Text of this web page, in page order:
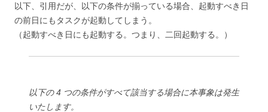
以下、引用だが、以下の条件が揃っている場合、起動すべき日
の前日にもタスクが起動してしまう。
（起動すべき日にも起動する。つまり、二回起動する。）
以下の 4 つの条件がすべて該当する場合に本事象は発生
いたします。